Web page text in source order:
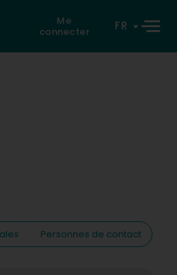
Me
connecter
FR
Personnes de contact